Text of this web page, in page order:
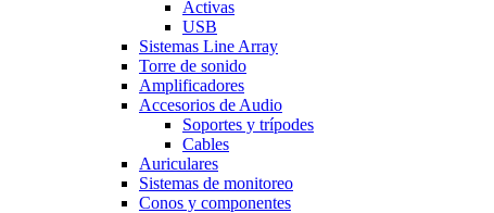
Activas
USB
Sistemas Line Array
Torre de sonido
Amplificadores
Accesorios de Audio
Soportes y trípodes
Cables
Auriculares
Sistemas de monitoreo
Conos y componentes